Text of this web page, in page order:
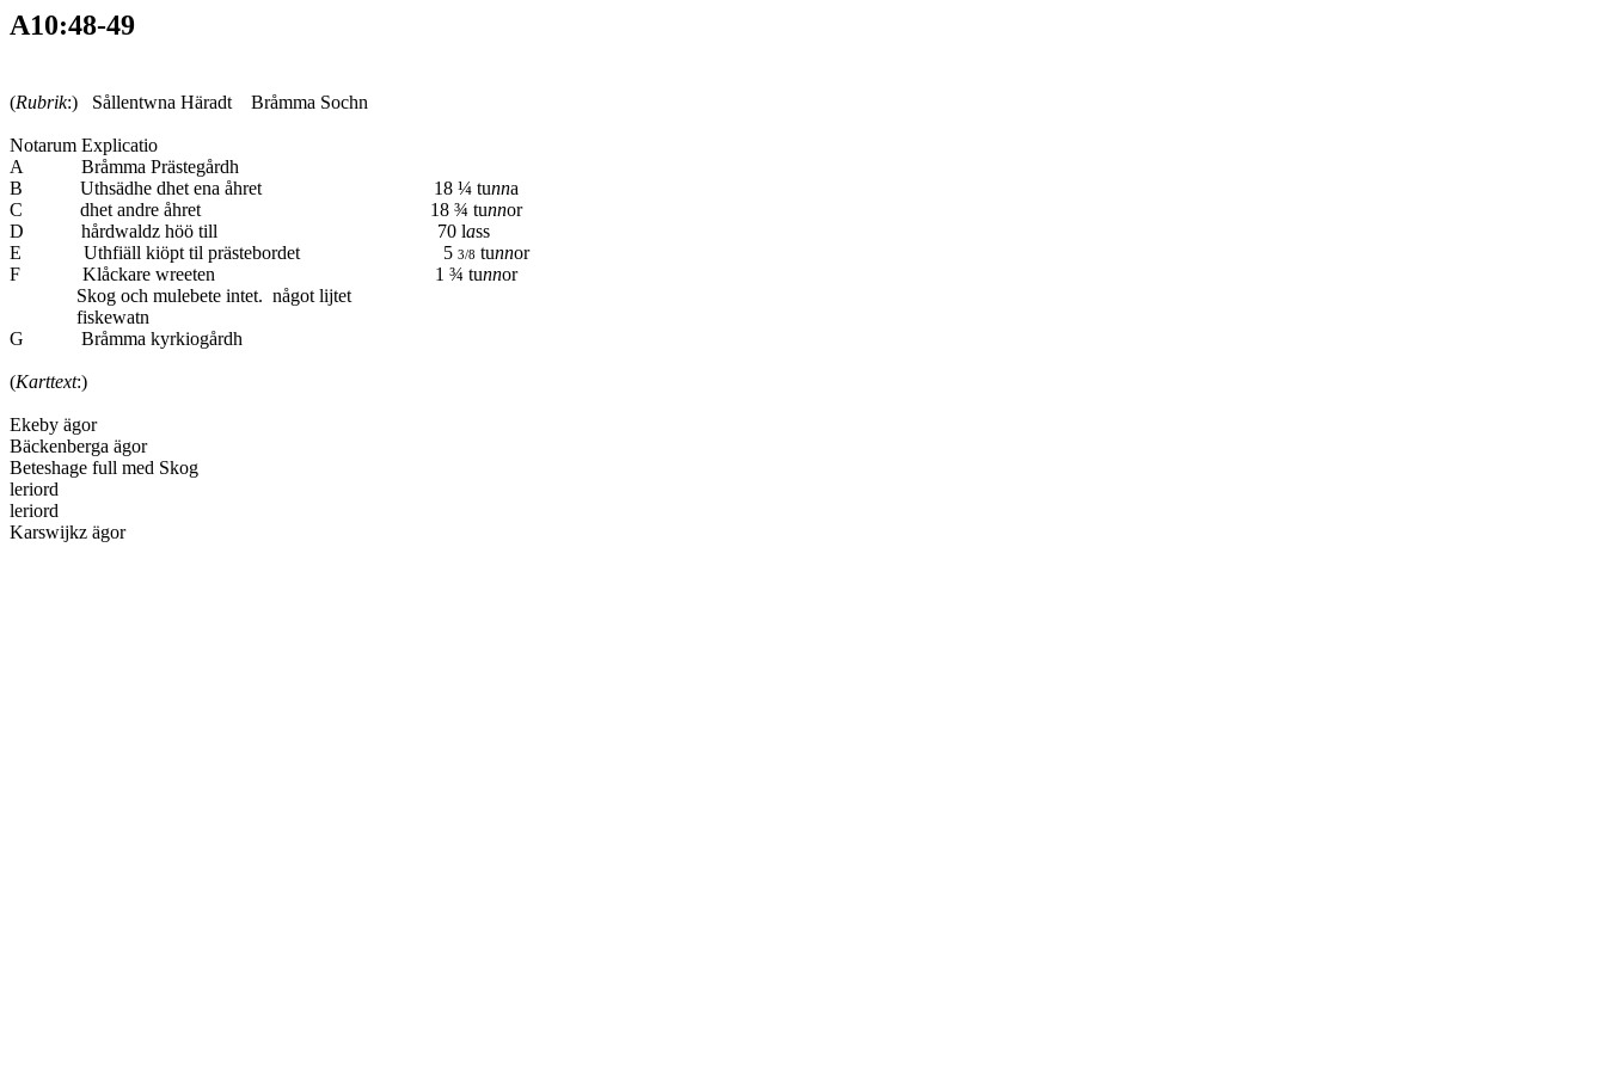
A10:48-49
(Rubrik:) Sållentwna Häradt Bråmma Sochn
Notarum Explicatio
A Bråmma Prästegårdh
B Uthsädhe dhet ena åhret 18 ¼ tunna
C dhet andre åhret 18 ¾ tunnor
D hårdwaldz höö till 70 lass
E Uthfiäll kiöpt til prästebordet 5 3/8 tunnor
F Klåckare wreeten 1 ¾ tunnor
Skog och mulebete intet. något lijtet
fiskewatn
G Bråmma kyrkiogårdh
(Karttext:)
Ekeby ägor
Bäckenberga ägor
Beteshage full med Skog
leriord
leriord
Karswijkz ägor